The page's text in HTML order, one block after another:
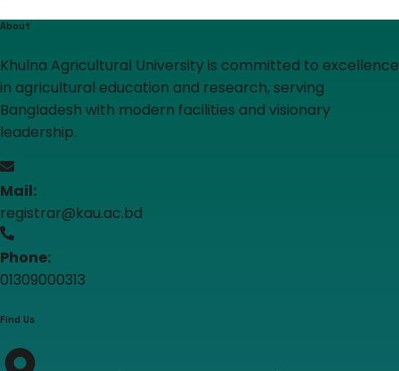
About
Khulna Agricultural University is committed to excellence
in agricultural education and research, serving
Bangladesh with modern facilities and visionary
leadership.
Mail:
registrar@kau.ac.bd
Phone:
01309000313
Find Us